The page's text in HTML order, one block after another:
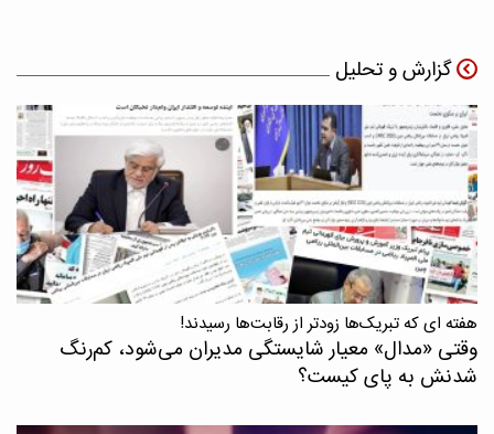
گزارش و تحلیل
هفته ای که تبریک‌ها زودتر از رقابت‌ها رسیدند!
وقتی «مدال‌» معیار شایستگی مدیران می‌شود، کم‌رنگ
شدنش به پای کیست؟